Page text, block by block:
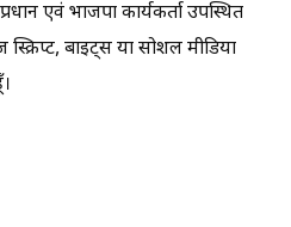
एवं भाजपा कार्यकर्ता उपस्थित
बाइट्स या सोशल मीडिया